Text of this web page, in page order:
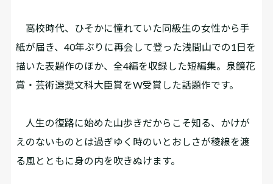
高校時代、ひそかに憧れていた同級生の女性から手
紙が届き、40年ぶりに再会して登った浅間山での1日を
描いた表題作のほか、全4編を収録した短編集。泉鏡花
賞・芸術選奨文科大臣賞をW受賞した話題作です。
人生の復路に始めた山歩きだからこそ知る、かけが
えのないものとは――過ぎゆく時のいとおしさが稜線を渡
る風とともに身の内を吹きぬけます。